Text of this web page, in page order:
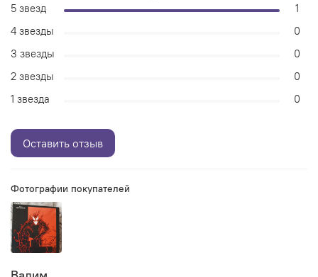
Фотографии покупателей
5 звезд
1
4 звезды
0
3 звезды
0
2 звезды
0
1 звезда
0
Оставить отзыв